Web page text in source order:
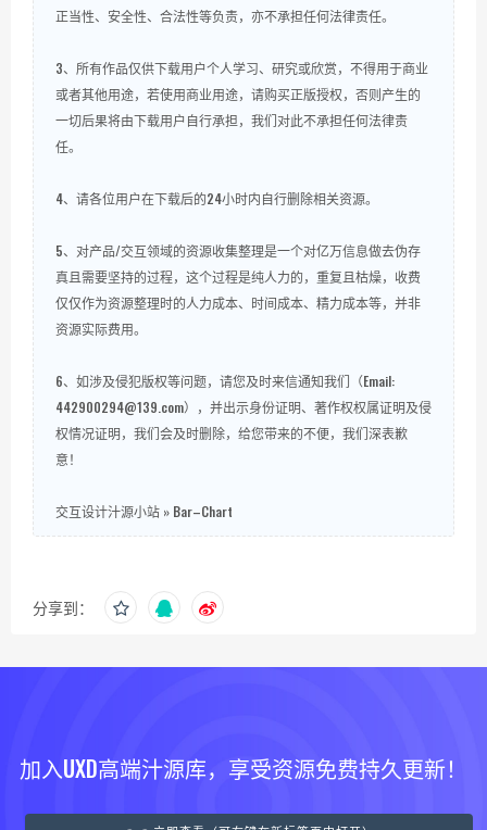
正当性、安全性、合法性等负责，亦不承担任何法律责任。
3、所有作品仅供下载用户个人学习、研究或欣赏，不得用于商业
或者其他用途，若使用商业用途，请购买正版授权，否则产生的
一切后果将由下载用户自行承担，我们对此不承担任何法律责
任。
4、请各位用户在下载后的24小时内自行删除相关资源。
5、对产品/交互领域的资源收集整理是一个对亿万信息做去伪存
真且需要坚持的过程，这个过程是纯人力的，重复且枯燥，收费
仅仅作为资源整理时的人力成本、时间成本、精力成本等，并非
资源实际费用。
6、如涉及侵犯版权等问题，请您及时来信通知我们（Email:
442900294@139.com），并出示身份证明、著作权权属证明及侵
权情况证明，我们会及时删除，给您带来的不便，我们深表歉
意！
交互设计汁源小站 » Bar–Chart
分享到：
加入UXD高端汁源库，享受资源免费持久更新！